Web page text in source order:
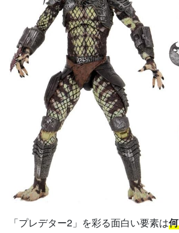
「プレデター2」を彩る面白い要素は